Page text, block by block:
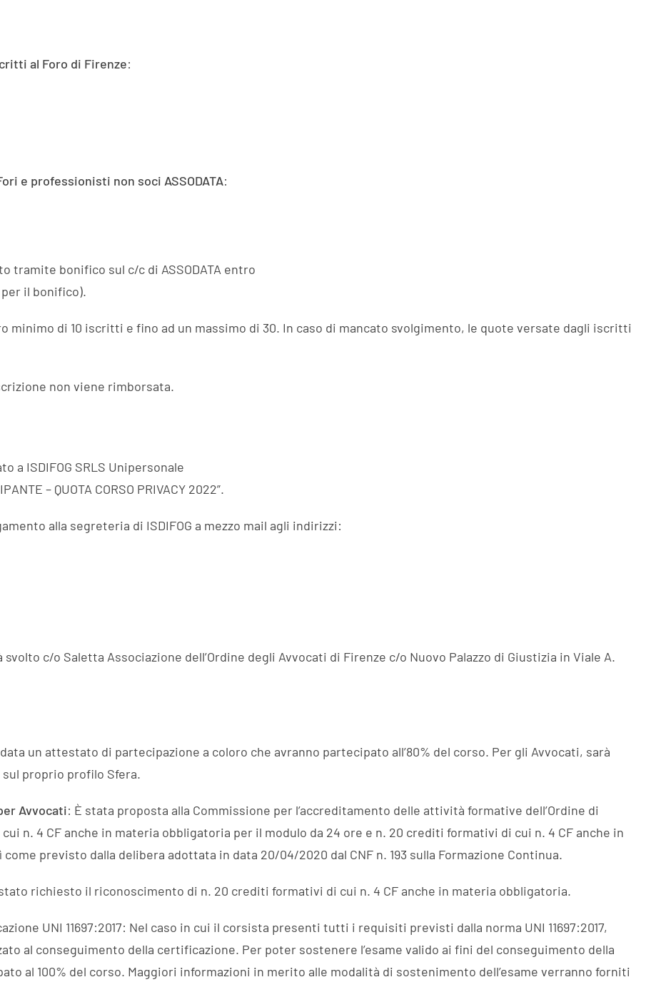
al Foro di Firenze:
e professionisti non soci ASSODATA:
tramite bonifico sul c/c di ASSODATA entro
il bonifico).
minimo di 10 iscritti e fino ad un massimo di 30. In caso di mancato svolgimento, le quote versate dagli iscritti
non viene rimborsata.
a ISDIFOG SRLS Unipersonale
– QUOTA CORSO PRIVACY 2022”.
alla segreteria di ISDIFOG a mezzo mail agli indirizzi:
svolto c/o Saletta Associazione dell’Ordine degli Avvocati di Firenze c/o Nuovo Palazzo di Giustizia in Viale A.
un attestato di partecipazione a coloro che avranno partecipato all’80% del corso. Per gli Avvocati, sarà
proprio profilo Sfera.
Avvocati: È stata proposta alla Commissione per l’accreditamento delle attività formative dell’Ordine di
n. 4 CF anche in materia obbligatoria per il modulo da 24 ore e n. 20 crediti formativi di cui n. 4 CF anche in
previsto dalla delibera adottata in data 20/04/2020 dal CNF n. 193 sulla Formazione Continua.
richiesto il riconoscimento di n. 20 crediti formativi di cui n. 4 CF anche in materia obbligatoria.
UNI 11697:2017: Nel caso in cui il corsista presenti tutti i requisiti previsti dalla norma UNI 11697:2017,
al conseguimento della certificazione. Per poter sostenere l’esame valido ai fini del conseguimento della
al 100% del corso. Maggiori informazioni in merito alle modalità di sostenimento dell’esame verranno forniti